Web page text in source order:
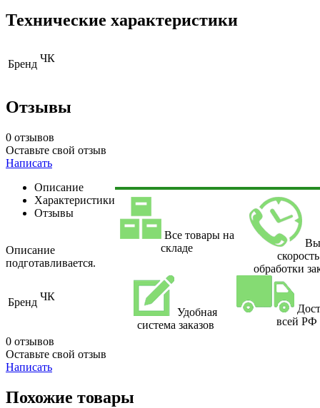
Технические характеристики
Бренд ЧК
Отзывы
0 отзывов
Оставьте свой отзыв
Написать
Описание
Характеристики
Отзывы
Описание
подготавливается.
Бренд ЧК
0 отзывов
Оставьте свой отзыв
Написать
Все товары на
складе
скорость
обработки
Удобная
система заказов
всей РФ
Похожие товары